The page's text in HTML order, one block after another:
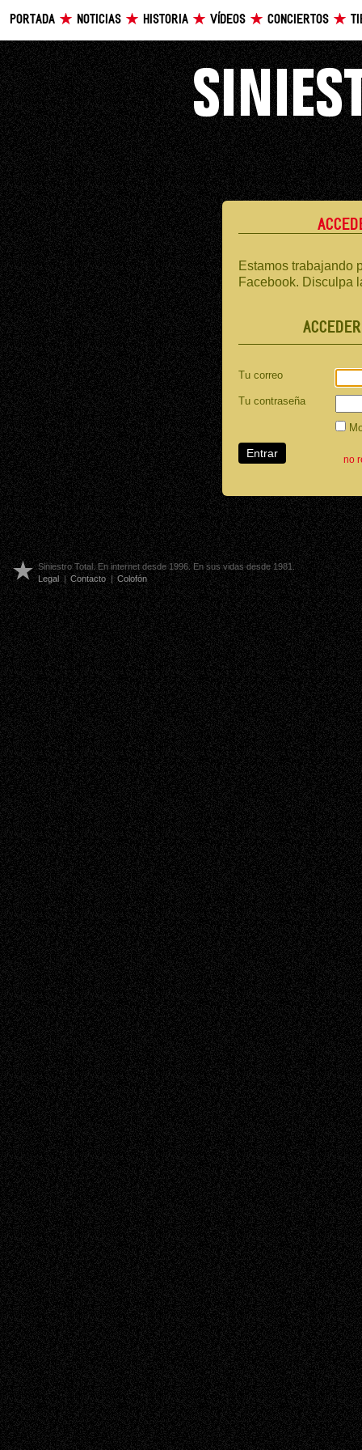
PORTADA NOTICIAS HISTORIA VÍDEOS CONCIERTOS
Estamos trabajando
Facebook. Disculpa
Tu correo
Tu contraseña
no
Siniestro Total. En internet desde 1996. En sus vidas desde 1981.
Legal | Contacto | Colofón